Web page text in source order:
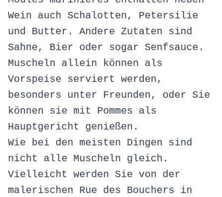
Wein auch Schalotten, Petersilie
und Butter. Andere Zutaten sind
Sahne, Bier oder sogar Senfsauce.
Muscheln allein können als
Vorspeise serviert werden,
besonders unter Freunden, oder Sie
können sie mit Pommes als
Hauptgericht genießen.
Wie bei den meisten Dingen sind
nicht alle Muscheln gleich.
Vielleicht werden Sie von der
malerischen Rue des Bouchers in